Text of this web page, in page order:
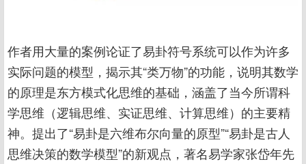
作者用大量的案例论证了易卦符号系统可以作为许多
实际问题的模型，揭示其“类万物”的功能，说明其数学
的原理是东方模式化思维的基础，涵盖了当今所谓科
学思维（逻辑思维、实证思维、计算思维）的主要精
神。提出了“易卦是六维布尔向量的原型”“易卦是古人
思维决策的数学模型”的新观点，著名易学家张岱年先